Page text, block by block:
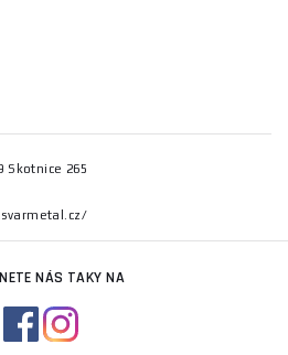
Skotnice 265
NÁS TAKY NA